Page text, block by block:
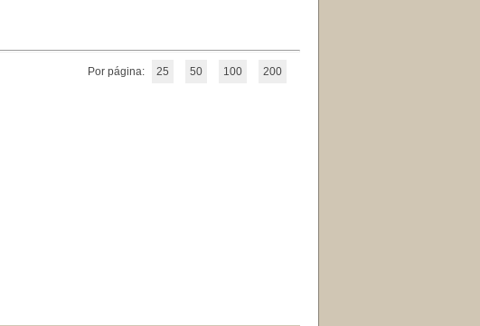
Por página: 25 50 100 200